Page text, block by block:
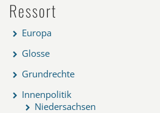
Ressort
Europa
Glosse
Grundrechte
Innenpolitik
Niedersachsen